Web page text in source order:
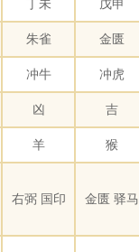
丁未 戊申
朱雀 金匮
冲牛 冲虎
凶 吉
羊 猴
右弼 国印 金匮 驿马